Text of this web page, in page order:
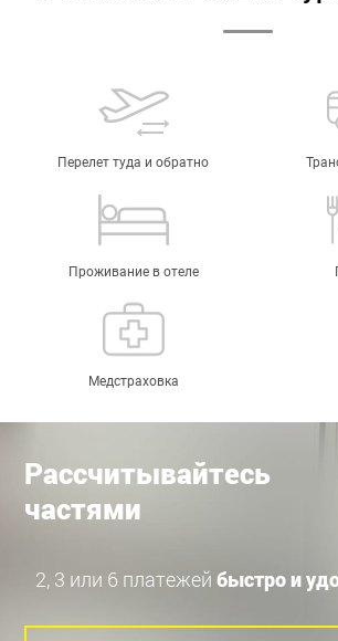
Перелет туда и обратно
Проживание в отеле
Медстраховка
Рассчитывайтесь
частями
2, 3 или 6 платежейбыстро и